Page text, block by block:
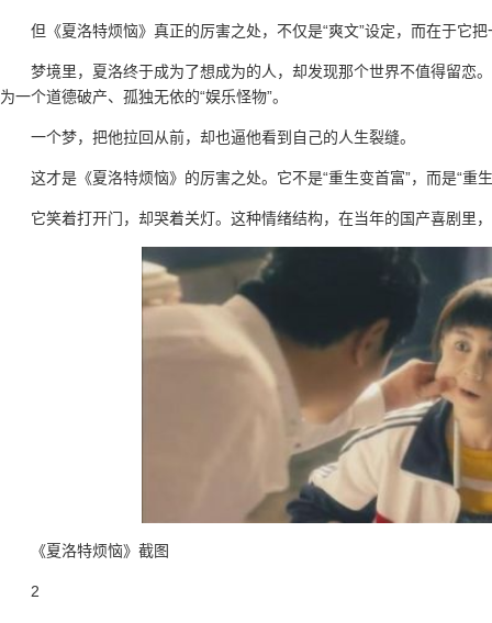
但《夏洛特烦恼》真正的厉害之处，不仅是“爽文”设定，而在于它
梦境里，夏洛终于成为了想成为的人，却发现那个世界不值得留恋
为一个道德破产、孤独无依的“娱乐怪物”。
一个梦，把他拉回从前，却也逼他看到自己的人生裂缝。
这才是《夏洛特烦恼》的厉害之处。它不是“重生变首富”，而是“重
它笑着打开门，却哭着关灯。这种情绪结构，在当年的国产喜剧里
《夏洛特烦恼》截图
2